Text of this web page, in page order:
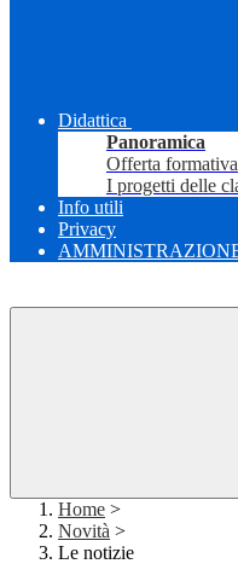
Didattica
Panoramica
Offerta formativa
I progetti delle
Info utili
Privacy
Home >
Novità >
Le notizie